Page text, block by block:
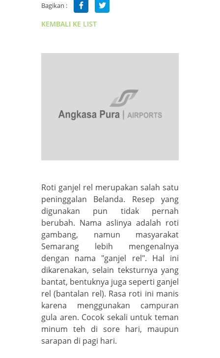
Bagikan :
KEMBALI KE LIST
Roti ganjel rel merupakan salah satu
peninggalan Belanda. Resep yang
digunakan pun tidak pernah
berubah. Nama aslinya adalah roti
gambang, namun masyarakat
Semarang lebih mengenalnya
dengan nama "ganjel rel". Hal ini
dikarenakan, selain teksturnya yang
bantat, bentuknya juga seperti ganjel
rel (bantalan rel). Rasa roti ini manis
karena menggunakan campuran
gula aren. Cocok sekali untuk teman
minum teh di sore hari, maupun
sarapan di pagi hari.